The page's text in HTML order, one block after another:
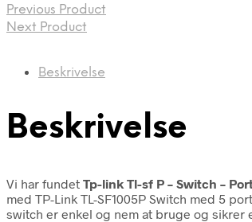
Previous Product
Next Product
Beskrivelse
Beskrivelse
Vi har fundet Tp-link Tl-sf P – Switch –
med TP-Link TL-SF1005P Switch med 5
switch er enkel og nem at bruge og sikrer